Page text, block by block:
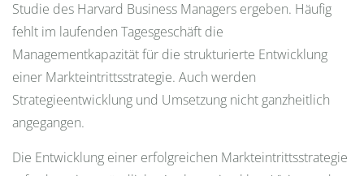
Studie des Harvard Business Managers ergeben. Häufig
fehlt im laufenden Tagesgeschäft die
Managementkapazität für die strukturierte Entwicklung
einer Markteintrittsstrategie. Auch werden
Strategieentwicklung und Umsetzung nicht ganzheitlich
angegangen.
Die Entwicklung einer erfolgreichen Markteintrittsstrategie